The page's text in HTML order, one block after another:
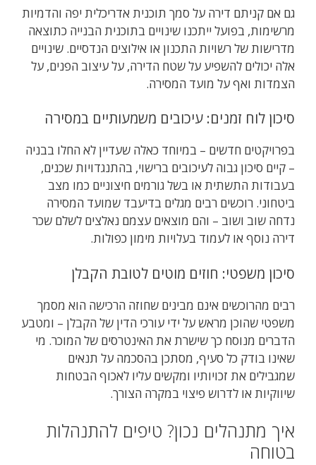
גם אם קניתם דירה על סמך תוכנית אדריכלית יפה והדמיות
מרשימות, בפועל ייתכנו שינויים בתוכנית הבנייה כתוצאה
מדרישות של רשויות התכנון או אילוצים הנדסיים. שינויים
אלה יכולים להשפיע על שטח הדירה, על עיצוב הפנים, על
הצמדות ואף על מועד המסירה.
סיכון לוח זמנים: עיכובים משמעותיים במסירה
בפרויקטים חדשים – במיוחד כאלה שעדיין לא החלו בבניה
– קיים סיכון גבוה לעיכובים ברישוי, בהתנגדויות שכנים,
בעבודות התשתית או בשל גורמים חיצוניים כמו מצב
ביטחוני. רוכשים רבים מגלים בדיעבד שמועד המסירה
נדחה שוב ושוב – והם מוצאים עצמם נאלצים לשלם שכר
דירה נוסף או לעמוד בעלויות מימון כפולות.
סיכון משפטי: חוזים מוטים לטובת הקבלן
רבים מהרוכשים אינם מבינים שחוזה הרכישה הוא מסמך
משפטי שהוכן מראש על ידי עורכי הדין של הקבלן – ומטבע
הדברים מנוסח כך שישרת את האינטרסים של המוכר. מי
שאינו בודק כל סעיף, מסתכן בהסכמה על תנאים
שמגבילים את זכויותיו ומקשים עליו לאכוף הבטחות
שיווקיות או לדרוש פיצוי במקרה הצורך.
איך מתנהלים נכון? טיפים להתנהלות
בטוחה